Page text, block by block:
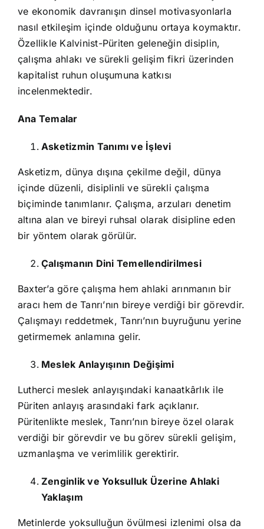
ve ekonomik davranışın dinsel motivasyonlarla
nasıl etkileşim içinde olduğunu ortaya koymaktır.
Özellikle Kalvinist-Püriten geleneğin disiplin,
çalışma ahlakı ve sürekli gelişim fikri üzerinden
kapitalist ruhun oluşumuna katkısı
incelenmektedir.
Ana Temalar
Asketizmin Tanımı ve İşlevi
Asketizm, dünya dışına çekilme değil, dünya
içinde düzenli, disiplinli ve sürekli çalışma
biçiminde tanımlanır. Çalışma, arzuları denetim
altına alan ve bireyi ruhsal olarak disipline eden
bir yöntem olarak görülür.
Çalışmanın Dini Temellendirilmesi
Baxter’a göre çalışma hem ahlaki arınmanın bir
aracı hem de Tanrı’nın bireye verdiği bir görevdir.
Çalışmayı reddetmek, Tanrı’nın buyruğunu yerine
getirmemek anlamına gelir.
Meslek Anlayışının Değişimi
Lutherci meslek anlayışındaki kanaatkârlık ile
Püriten anlayış arasındaki fark açıklanır.
Püritenlikte meslek, Tanrı’nın bireye özel olarak
verdiği bir görevdir ve bu görev sürekli gelişim,
uzmanlaşma ve verimlilik gerektirir.
Zenginlik ve Yoksulluk Üzerine Ahlaki
Yaklaşım
Metinlerde yoksulluğun övülmesi izlenimi olsa da